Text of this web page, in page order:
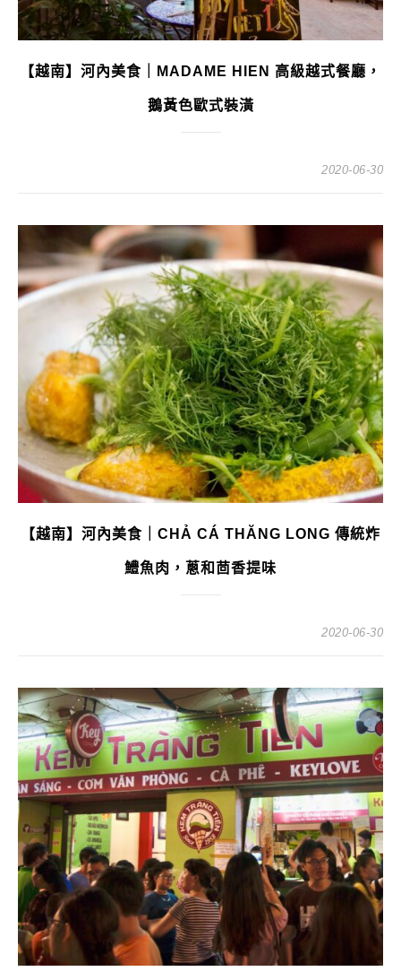
【越南】河內美食｜MADAME HIEN 高級越式餐廳，
鵝黃色歐式裝潢
2020-06-30
【越南】河內美食｜CHẢ CÁ THĂNG LONG 傳統炸
鱧魚肉，蔥和茴香提味
2020-06-30